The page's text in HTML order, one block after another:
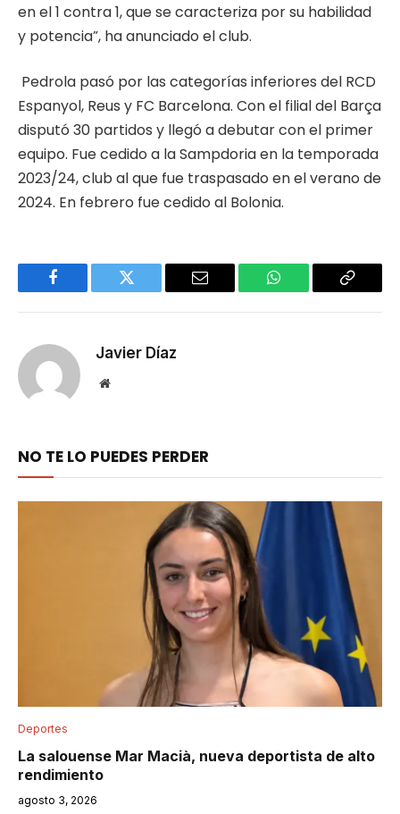
en el 1 contra 1, que se caracteriza por su habilidad
y potencia”, ha anunciado el club.
Pedrola pasó por las categorías inferiores del RCD
Espanyol, Reus y FC Barcelona. Con el filial del Barça
disputó 30 partidos y llegó a debutar con el primer
equipo. Fue cedido a la Sampdoria en la temporada
2023/24, club al que fue traspasado en el verano de
2024. En febrero fue cedido al Bolonia.
Facebook Twitter Email WhatsApp Copy
Javier Díaz
Website
NO TE LO PUEDES PERDER
Deportes
La salouense Mar Macià, nueva deportista de alto
rendimiento
agosto 3, 2026